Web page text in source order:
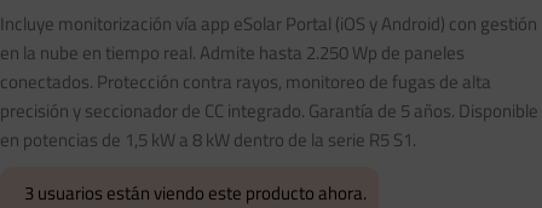
Incluye monitorización vía app eSolar Portal (iOS y Android) con gestión
en la nube en tiempo real. Admite hasta 2.250 Wp de paneles
conectados. Protección contra rayos, monitoreo de fugas de alta
precisión y seccionador de CC integrado. Garantía de 5 años. Disponible
en potencias de 1,5 kW a 8 kW dentro de la serie R5 S1.
3usuarios están viendo este producto ahora.